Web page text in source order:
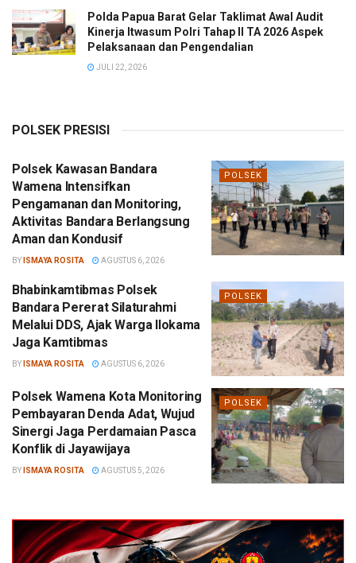
Polda Papua Barat Gelar Taklimat Awal Audit
Kinerja Itwasum Polri Tahap II TA 2026 Aspek
Pelaksanaan dan Pengendalian
JULI 22, 2026
POLSEK PRESISI
POLSEK
Polsek Kawasan Bandara
Wamena Intensifkan
Pengamanan dan Monitoring,
Aktivitas Bandara Berlangsung
Aman dan Kondusif
BY ISMAYA ROSITA AGUSTUS 6, 2026
POLSEK
Bhabinkamtibmas Polsek
Bandara Pererat Silaturahmi
Melalui DDS, Ajak Warga Ilokama
Jaga Kamtibmas
BY ISMAYA ROSITA AGUSTUS 6, 2026
POLSEK
Polsek Wamena Kota Monitoring
Pembayaran Denda Adat, Wujud
Sinergi Jaga Perdamaian Pasca
Konflik di Jayawijaya
BY ISMAYA ROSITA AGUSTUS 5, 2026